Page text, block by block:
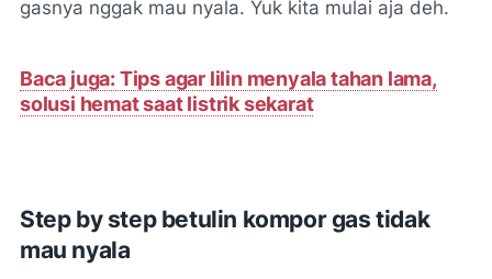
gasnya nggak mau nyala. Yuk kita mulai aja deh.
Baca juga: Tips agar lilin menyala tahan lama,
solusi hemat saat listrik sekarat
Step by step betulin kompor gas tidak
mau nyala